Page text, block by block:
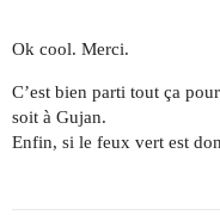
Ok cool. Merci.
C’est bien parti tout ça
soit à Gujan.
Enfin, si le feux vert est